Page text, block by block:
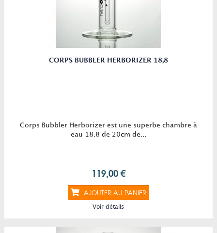
CORPS BUBBLER HERBORIZER 18,8
Corps Bubbler Herborizer est une superbe chambre à
eau 18.8 de 20cm de...
119,00 €
AJOUTER AU PANIER
Voir détails